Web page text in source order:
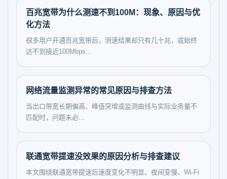
百兆宽带为什么测速不到100M：现象、原因与优
化方法
很多用户开通百兆宽带后，测速结果却只有几十兆，或始终
达不到接近100Mbps...
网络流量监测异常的常见原因与排查方法
当出口带宽长期偏高、峰值突增或监测曲线与实际业务量不
匹配时，问题未必...
联通宽带提速没效果的原因分析与排查建议
本文围绕联通宽带提速后速度变化不明显、夜间变慢、Wi-Fi